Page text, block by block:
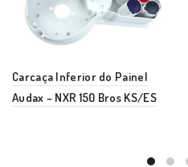
Carcaça Inferior do Painel
Audax – NXR 150 Bros KS/ES